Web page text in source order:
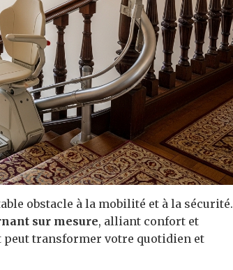
obstacle à la mobilité et à la sécurité.
sur mesure, alliant confort et
peut transformer votre quotidien et